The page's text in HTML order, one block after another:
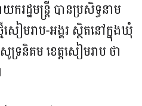
រដ្ឋមន្ត្រី បានប្រសិទ្ធនាម
សៀមរាប-អង្គរ ស្ថិតនៅក្នុងឃុំ
និគម ខេត្តសៀមរាប ថា